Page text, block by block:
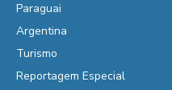
Paraguai
Argentina
Turismo
Reportagem Especial